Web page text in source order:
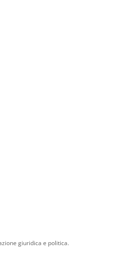
giuridica e politica.